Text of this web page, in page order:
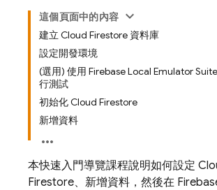
這個頁面中的內容
建立 Cloud Firestore 資料庫
設定開發環境
(選用) 使用 Firebase Local Emulator
行測試
初始化 Cloud Firestore
新增資料
本快速入門導覽課程說明如何設定
Firestore、新增資料，然後在